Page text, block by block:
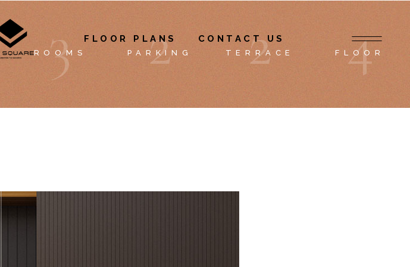
FLOOR PLANS CONTACT US
3
ROOMS 2
PARKING 2
TERRACE 4
FLOOR